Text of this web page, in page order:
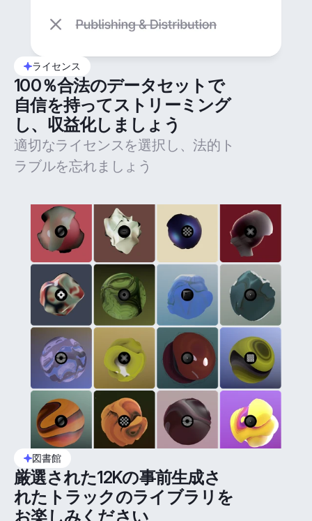
ライセンス
100％合法のデータセットで
自信を持ってストリーミング
し、収益化しましょう
適切なライセンスを選択し、法的ト
ラブルを忘れましょう
図書館
厳選された12Kの事前生成さ
れたトラックのライブラリを
お楽しみください